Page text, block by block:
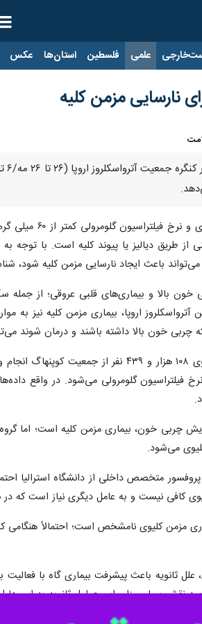
علمی فلسطین استان‌ها عکس
نارسایی مزمن کلیه